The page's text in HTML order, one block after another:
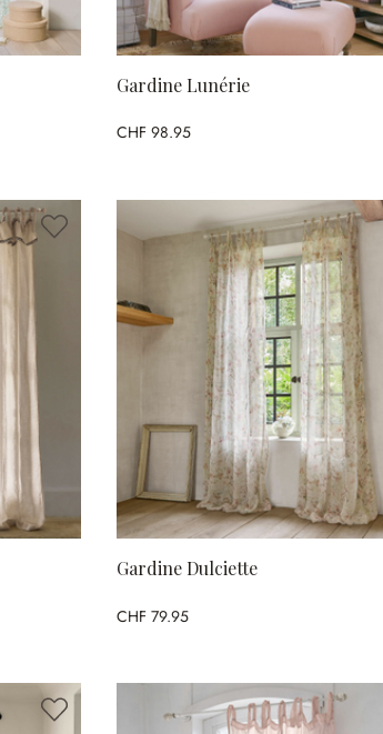
Gardine Lunérie
CHF 98.95
Gardine Dulciette
CHF 79.95